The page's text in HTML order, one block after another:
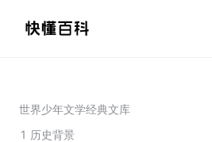
世界少年文学经典文库
1 历史背景